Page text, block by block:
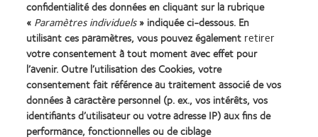
Se connecter
France
CooperVision
Le port de lentilles de contact est possible sous réserve de non-contre-
indication médicale au port de lentilles et soumis à une prescription
confidentialité des données en cliquant sur la rubrique
« Paramètres individuels» indiquée ci-dessous. En
utilisant ces paramètres, vous pouvez également retirer
votre consentement à tout moment avec effet pour
l’avenir. Outre l’utilisation des Cookies, votre
consentement fait référence au traitement associé de vos
données à caractère personnel (p. ex., vos intérêts, vos
identifiants d’utilisateur ou votre adresse IP) aux fins de
performance, fonctionnelles ou de ciblage